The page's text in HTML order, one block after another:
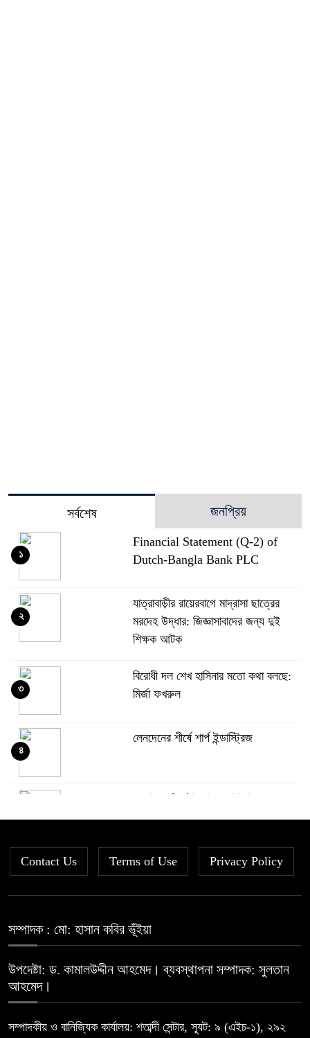
সর্বশেষ জনপ্রিয়
Financial Statement (Q-2) of
Dutch-Bangla Bank PLC
১
যাত্রাবাড়ীর রায়েরবাগে মাদ্রাসা ছাত্রের
মরদেহ উদ্ধার: জিজ্ঞাসাবাদের জন্য দুই
শিক্ষক আটক
২
বিরোধী দল শেখ হাসিনার মতো কথা বলছে:
মির্জা ফখরুল
৩
লেনদেনের শীর্ষে শার্প ইন্ডাস্ট্রিজ
৪
মিউচুয়াল ফান্ড
দরপতনের তালিকায় শীর্ষে মেট্রো স্পিনিং
৬
রহিমা ফুডের শেয়ারে কারসাজির প্রমাণ
পেয়েছে বিএসইসি
Contact Us Terms of Use Privacy Policy
সম্পাদক : মো: হাসান কবির ভূঁইয়া
উপদেষ্টা: ড. কামালউদ্দীন আহমেদ। ব্যবস্থাপনা সম্পাদক: সুলতান
আহমেদ।
সম্পাদকীয় ও বানিজ্যিক কার্যালয়: শতাব্দী সেন্টার, স্যূট: ৯ (এইচ-১), ২৯২